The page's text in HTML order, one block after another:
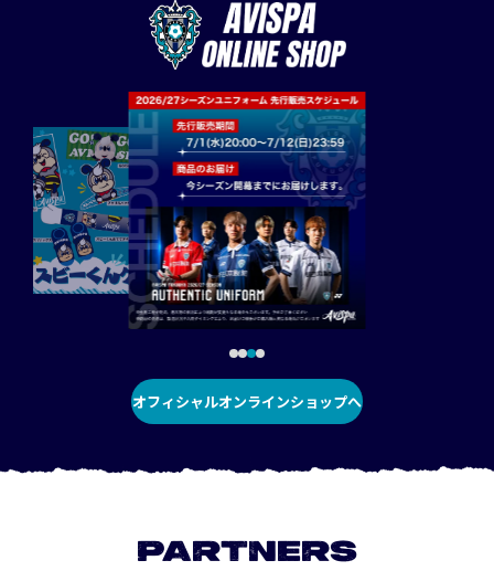
オフィシャルオンラインショップへ
PARTNERS